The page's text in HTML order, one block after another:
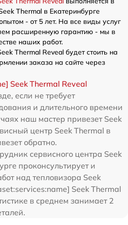
Thermal в Екатеринбурге
- от 5 лет. На все виды услуг
расширенную гарантию - мы в
наших работ.
Thermal Reveal будет стоить на
заказа на сайте через
Seek Thermal Reveal
если не требует
и длительного времени
наш мастер привезет Seek
центр Seek Thermal в
обратно.
сервисного центра Seek
проконсультирует и
над тепловизора Seek
Seek Thermal
в среднем занимает 2